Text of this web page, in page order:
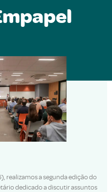
realizamos a segunda edição do
dedicado a discutir assuntos